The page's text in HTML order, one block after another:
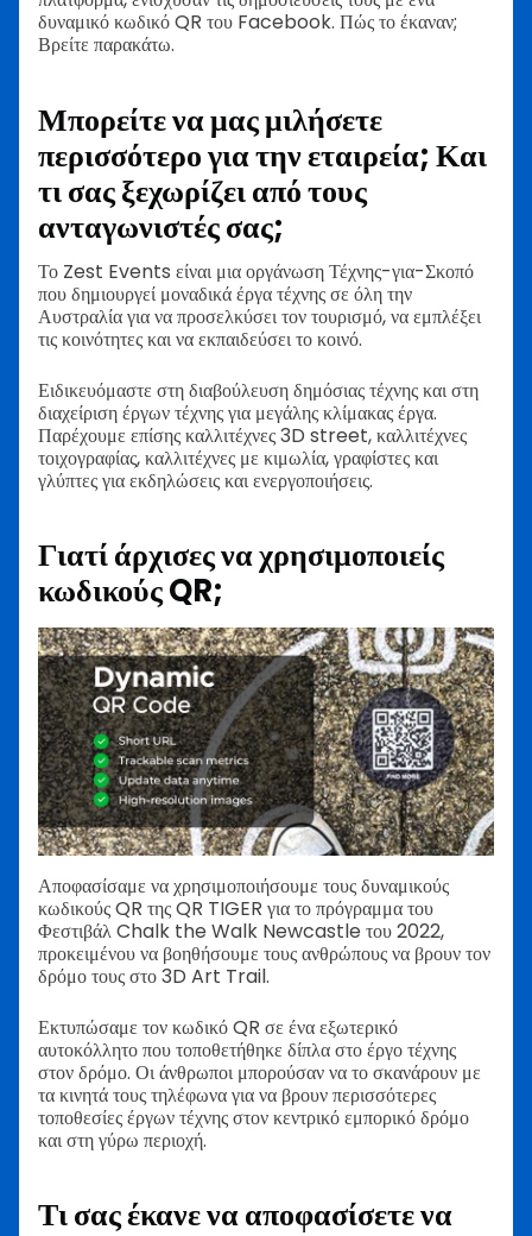
δυναμικό κωδικό QR του Facebook. Πώς το έκαναν;
Βρείτε παρακάτω.
Μπορείτε να μας μιλήσετε
περισσότερο για την εταιρεία; Και
τι σας ξεχωρίζει από τους
ανταγωνιστές σας;
Το Zest Events είναι μια οργάνωση Τέχνης-για-Σκοπό
που δημιουργεί μοναδικά έργα τέχνης σε όλη την
Αυστραλία για να προσελκύσει τον τουρισμό, να εμπλέξει
τις κοινότητες και να εκπαιδεύσει το κοινό.
Ειδικευόμαστε στη διαβούλευση δημόσιας τέχνης και στη
διαχείριση έργων τέχνης για μεγάλης κλίμακας έργα.
Παρέχουμε επίσης καλλιτέχνες 3D street, καλλιτέχνες
τοιχογραφίας, καλλιτέχνες με κιμωλία, γραφίστες και
γλύπτες για εκδηλώσεις και ενεργοποιήσεις.
Γιατί άρχισες να χρησιμοποιείς
κωδικούς QR;
Αποφασίσαμε να χρησιμοποιήσουμε τους δυναμικούς
κωδικούς QR της QR TIGER για το πρόγραμμα του
Φεστιβάλ Chalk the Walk Newcastle του 2022,
προκειμένου να βοηθήσουμε τους ανθρώπους να βρουν τον
δρόμο τους στο 3D Art Trail.
Εκτυπώσαμε τον κωδικό QR σε ένα εξωτερικό
αυτοκόλλητο που τοποθετήθηκε δίπλα στο έργο τέχνης
στον δρόμο. Οι άνθρωποι μπορούσαν να το σκανάρουν με
τα κινητά τους τηλέφωνα για να βρουν περισσότερες
τοποθεσίες έργων τέχνης στον κεντρικό εμπορικό δρόμο
και στη γύρω περιοχή.
Τι σας έκανε να αποφασίσετε να